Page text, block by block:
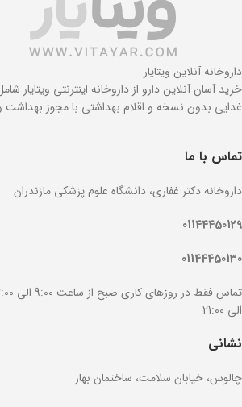
داروخانه آنلاین ویتایار
خرید آسان آنلاین دارو از داروخانه اینترنتی ویتایار
غدایی بدون نسخه و اقلام بهداشتی با مجوز بهداشت
تماس با ما
داروخانه دکتر غفاری، دانشگاه علوم پزشکی مازندران
01144450129
01144450130
الی 21:00
نشانی
چالوس، خیابان سلامت، ساختمان بهار